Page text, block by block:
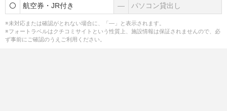
航空券・JR付き ― パソコン貸出し
※未対応または確認がとれない場合に、「―」と表示されます。
※フォートラベルはクチコミサイトという性質上、施設情報は保証されませんので、必
ず事前にご確認のうえご利用ください。